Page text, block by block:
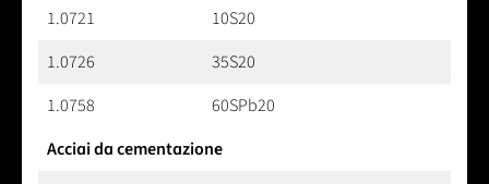
1.0721
10S20
1.0726
35S20
1.0758
60SPb20
Acciai da cementazione